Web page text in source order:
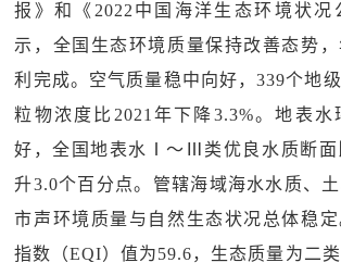
报》和《2022中国海洋生态环境状况
示，全国生态环境质量保持改善态势
利完成。空气质量稳中向好，339个地
粒物浓度比2021年下降3.3%。地表水
好，全国地表水Ⅰ～Ⅲ类优良水质断面
升3.0个百分点。管辖海域海水水质、
市声环境质量与自然生态状况总体稳
指数（EQI）值为59.6，生态质量为二